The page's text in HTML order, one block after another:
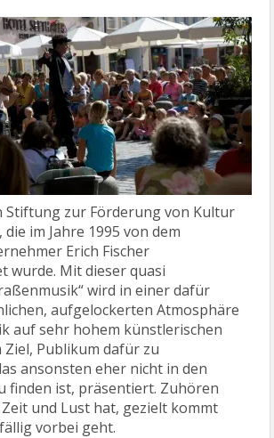
Stiftung zur Förderung von Kultur
im Jahre 1995 von dem
Erich Fischer
wurde. Mit dieser quasi
wird in einer dafür
aufgelockerten Atmosphäre
auf sehr hohem künstlerischen
Ziel, Publikum dafür zu
ansonsten eher nicht in den
finden ist, präsentiert. Zuhören
und Lust hat, gezielt kommt
vorbei geht.